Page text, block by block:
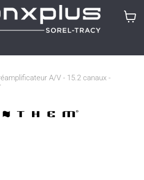
A/V - 15.2 canaux -